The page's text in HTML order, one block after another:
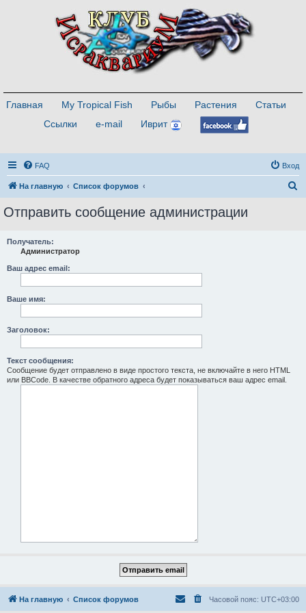
Главная My Tropical Fish Рыбы Растения
Статьи
Ссылки
e-mail Иврит
FAQ Вход
На главную Список форумов
Отправить сообщение администрации
Получатель:
Администратор
Ваш адрес email:
Ваше имя:
Заголовок:
Текст сообщения:
Сообщение будет отправлено в виде простого текста, не включайте в него HTML
или BBCode. В качестве обратного адреса будет показываться ваш адрес email.
На главную Список форумов Часовой пояс: UTC+03:00